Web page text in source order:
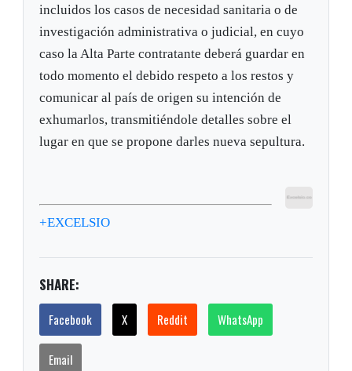
incluidos los casos de necesidad sanitaria o de
investigación administrativa o judicial, en cuyo
caso la Alta Parte contratante deberá guardar en
todo momento el debido respeto a los restos y
comunicar al país de origen su intención de
exhumarlos, transmitiéndole detalles sobre el
lugar en que se propone darles nueva sepultura.
+EXCELSIO
SHARE:
Facebook X Reddit WhatsApp
Email